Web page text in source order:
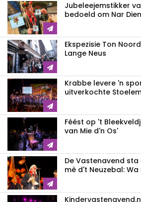
Jubeleejemstikker
bedoeld om Nar
Ekspezisie Ton
Lange Neus
Krabbe levere 'n
uitverkochte
Féést op 't
van Mie d'n Os'
De Vastenavend
mè d't Neuzebal: